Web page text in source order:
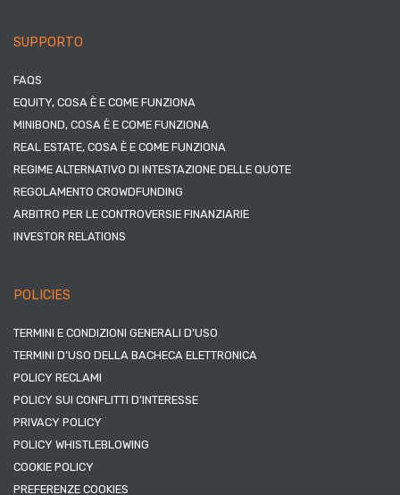
SUPPORTO
FAQS
EQUITY, COSA È E COME FUNZIONA
MINIBOND, COSA È E COME FUNZIONA
REAL ESTATE, COSA È E COME FUNZIONA
REGIME ALTERNATIVO DI INTESTAZIONE DELLE QUOTE
REGOLAMENTO CROWDFUNDING
ARBITRO PER LE CONTROVERSIE FINANZIARIE
INVESTOR RELATIONS
POLICIES
TERMINI E CONDIZIONI GENERALI D’USO
TERMINI D’USO DELLA BACHECA ELETTRONICA
POLICY RECLAMI
POLICY SUI CONFLITTI D’INTERESSE
PRIVACY POLICY
POLICY WHISTLEBLOWING
COOKIE POLICY
PREFERENZE COOKIES